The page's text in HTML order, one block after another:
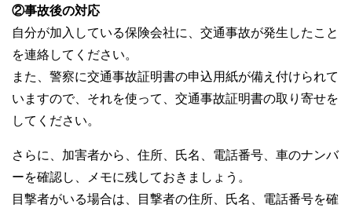
②事故後の対応
自分が加入している保険会社に、交通事故が発生したこと
を連絡してください。
また、警察に交通事故証明書の申込用紙が備え付けられて
いますので、それを使って、交通事故証明書の取り寄せを
してください。
さらに、加害者から、住所、氏名、電話番号、車のナンバ
ーを確認し、メモに残しておきましょう。
目撃者がいる場合は、目撃者の住所、氏名、電話番号を確